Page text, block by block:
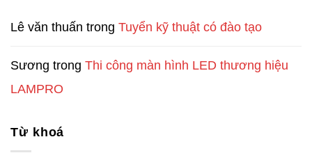
Lê văn thuấn trong Tuyển kỹ thuật có đào tạo
Sương trong Thi công màn hình LED thương hiệu
LAMPRO
Từ khoá